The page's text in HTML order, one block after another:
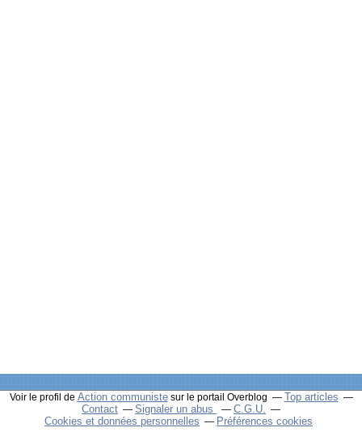
Voir le profil de Action communistesur le portail Overblog
Top articles
Contact
Signaler un abus
C.G.U.
Cookies et données personnelles
Préférences cookies